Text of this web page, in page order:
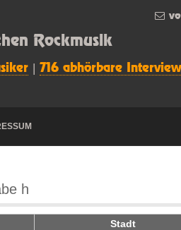
Rockmusik
716 abhörbare
h
Stadt